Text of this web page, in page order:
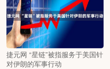
捷元网 “星链”被指服务于美国针
对伊朗的军事行动